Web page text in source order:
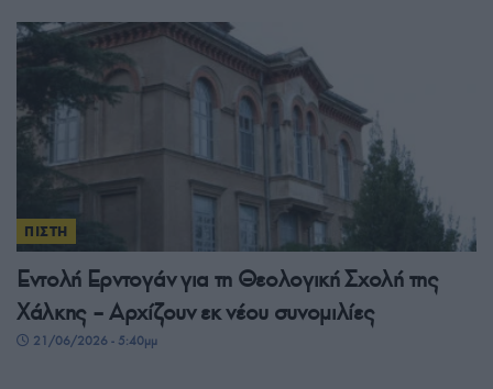
ΠΙΣΤΗ
Εντολή Ερντογάν για τη Θεολογική Σχολή της
Χάλκης – Αρχίζουν εκ νέου συνομιλίες
21/06/2026 - 5:40μμ